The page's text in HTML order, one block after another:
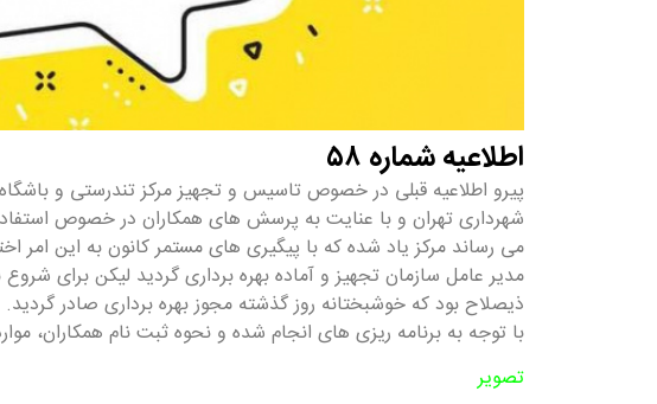
اطلاعیه شماره ۵۸
پیرو اطلاعیه قبلی در خصوص تاسیس و تجهیز مرکز تندرستی و
شهرداری تهران و با عنایت به پرسش های همکاران در خصوص
می رساند مرکز یاد شده که با پیگیری های مستمر کانون به این
مدیر عامل سازمان تجهیز و آماده بهره برداری گردید لیکن برای شروع
ذیصلاح بود که خوشبختانه روز گذشته مجوز بهره برداری صادر گردید.
با توجه به برنامه ریزی های انجام شده و نحوه ثبت نام همکاران،
تصویر